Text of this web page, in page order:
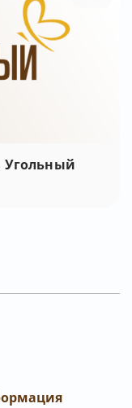
Угольный